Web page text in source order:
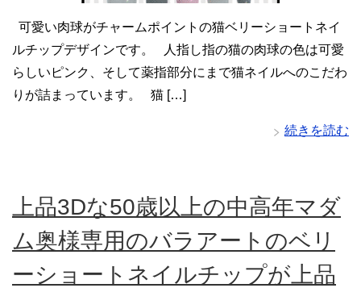
可愛い肉球がチャームポイントの猫ベリーショートネイ
ルチップデザインです。 人指し指の猫の肉球の色は可愛
らしいピンク、そして薬指部分にまで猫ネイルへのこだわ
りが詰まっています。 猫 […]
続きを読む
上品3Dな50歳以上の中高年マダ
ム奥様専用のバラアートのベリ
ーショートネイルチップが上品